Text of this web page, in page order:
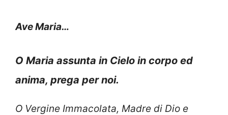
Ave Maria…
O Maria assunta in Cielo in corpo ed
anima, prega per noi.
O Vergine Immacolata, Madre di Dio e